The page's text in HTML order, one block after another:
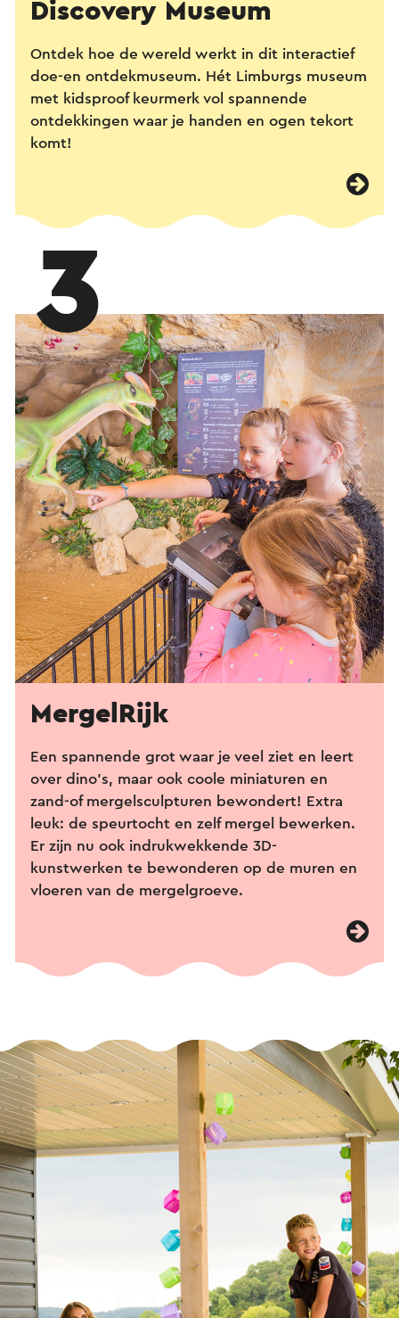
Discovery Museum
Ontdek hoe de wereld werkt in dit interactief
doe-en ontdekmuseum. Hét Limburgs museum
met kidsproof keurmerk vol spannende
ontdekkingen waar je handen en ogen tekort
komt!
3
MergelRijk
Een spannende grot waar je veel ziet en leert
over dino's, maar ook coole miniaturen en
zand-of mergelsculpturen bewondert! Extra
leuk: de speurtocht en zelf mergel bewerken.
Er zijn nu ook indrukwekkende 3D-
kunstwerken te bewonderen op de muren en
vloeren van de mergelgroeve.